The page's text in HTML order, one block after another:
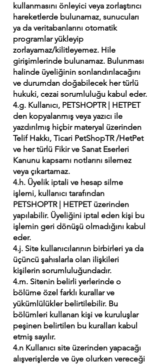
kullanmasını önleyici veya zorlaştırıcı
hareketlerde bulunamaz, sunucuları
ya da veritabanlarını otomatik
programlar yükleyip
zorlayamaz/kilitleyemez. Hile
girişimlerinde bulunamaz. Bulunması
halinde üyeliğinin sonlandırılacağını
ve durumdan doğabilecek her türlü
hukuki, cezai sorumluluğu kabul eder.
4.g. Kullanıcı, PETSHOPTR | HETPET
den kopyalanmış veya yazıcı ile
yazdırılmış hiçbir materyal üzerinden
Telif Hakkı, Ticari PetShopTR /HetPet
ve her türlü Fikir ve Sanat Eserleri
Kanunu kapsamı notlarını silemez
veya çıkartamaz.
4.h. Üyelik iptali ve hesap silme
işlemi, kullanıcı tarafından
PETSHOPTR | HETPET üzerinden
yapılabilir. Üyeliğini iptal eden kişi bu
işlemin geri dönüşü olmadığını kabul
eder.
4.j. Site kullanıcılarının birbirleri ya da
üçüncü şahıslarla olan ilişkileri
kişilerin sorumluluğundadır.
4.m. Sitenin belirli yerlerinde o
bölüme özel farklı kurallar ve
yükümlülükler belirtilebilir. Bu
bölümleri kullanan kişi ve kuruluşlar
peşinen belirtilen bu kuralları kabul
etmiş sayılır.
4.n Kullanıcı site üzerinden yapacağı
alışverişlerde ve üye olurken vereceği